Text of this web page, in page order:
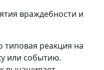
враждебности и
типовая реакция на
или событию.